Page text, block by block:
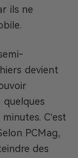
ils ne
devient
C’est
PCMag,
des